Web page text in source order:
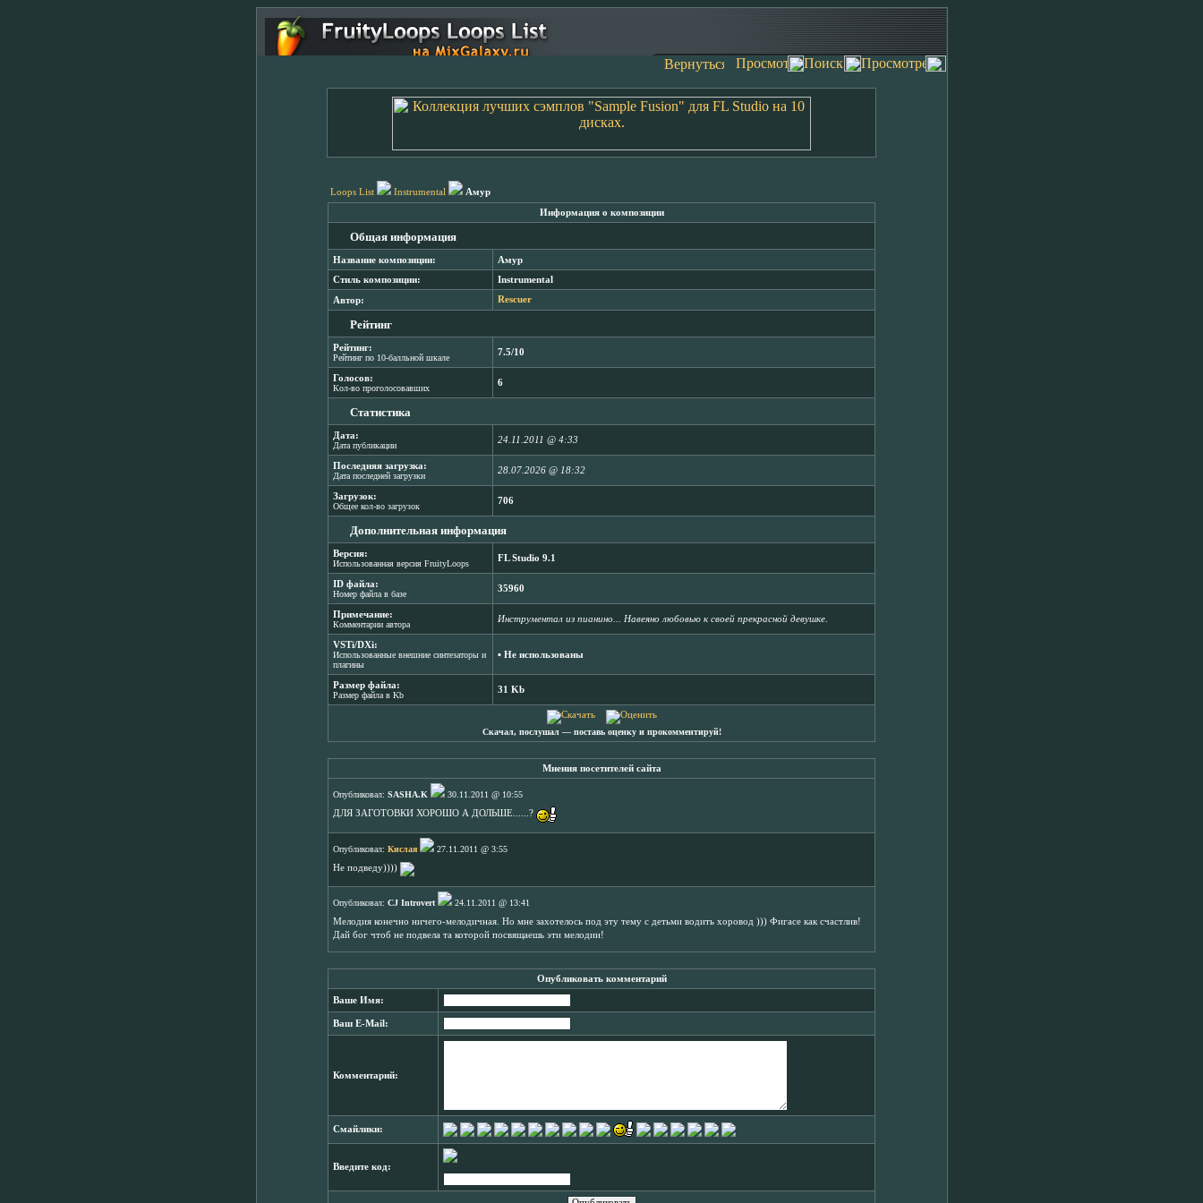
Loops List Instrumental Амур
Информация о композиции
Общая информация
Название композиции: Амур
Стиль композиции: Instrumental
Автор: Rescuer
Рейтинг
Рейтинг:
Рейтинг по 10-балльной шкале
7.5/10
Голосов:
Кол-во проголосовавших
6
Статистика
Дата:
Дата публикации
24.11.2011 @ 4:33
Последняя загрузка:
Дата последней загрузки
28.07.2026 @ 18:32
Загрузок:
Общее кол-во загрузок
706
Дополнительная информация
Версия:
Использованная версия FruityLoops
FL Studio 9.1
ID файла:
Номер файла в базе
35960
Примечание:
Комментарии автора
Инструментал из пианино... Навеяно любовью к своей прекрасной девушке.
VSTi/DXi:
Использованные внешние синтезаторы и
плагины
▪ Не использованы
Размер файла:
Размер файла в Kb
31 Kb
Скачал, послушал ― поставь оценку и прокомментируй!
Мнения посетителей сайта
Опубликовал: SASHA.K
30.11.2011 @ 10:55
ДЛЯ ЗАГОТОВКИ ХОРОШО А ДОЛЬШЕ......?
Опубликовал: Кислая
27.11.2011 @ 3:55
Не подведу))))
Опубликовал: CJ Introvert
24.11.2011 @ 13:41
Мелодия конечно ничего-мелодичная. Но мне захотелось под эту тему с детьми водить хоровод ))) Фигасе как счастлив!
Дай бог чтоб не подвела та которой посвящаешь эти мелодии!
Опубликовать комментарий
Ваше Имя:
Ваш E-Mail:
Комментарий:
Смайлики:
Введите код: